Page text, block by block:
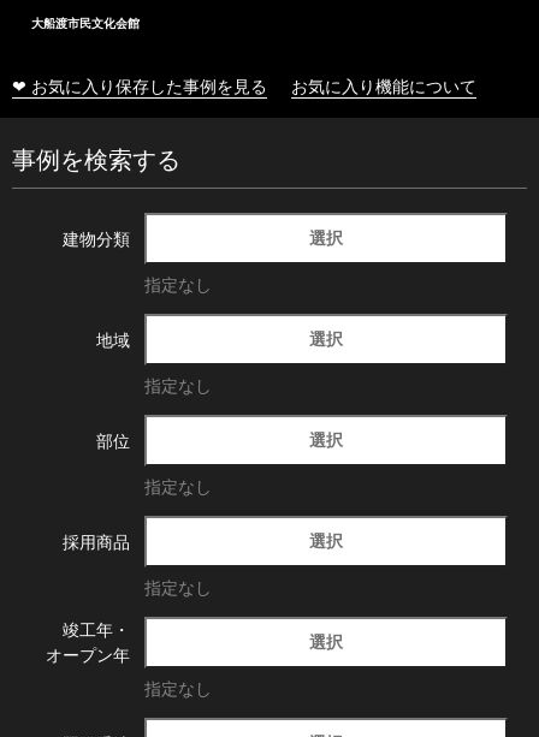
大船渡市民文化会館
❤ お気に入り保存した事例を見る お気に入り機能について
事例を検索する
建物分類 選択
指定なし
地域 選択
指定なし
部位 選択
指定なし
採用商品 選択
指定なし
竣工年・
オープン年
選択
指定なし